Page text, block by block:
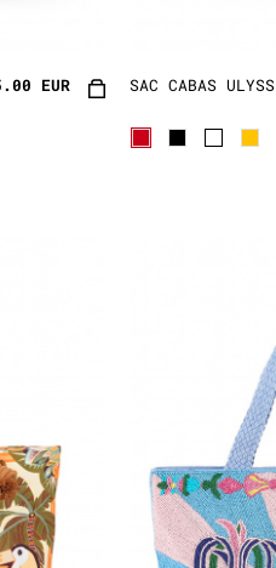
EUR SAC CABAS ULYSS